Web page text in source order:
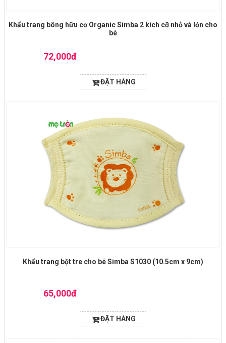
Khẩu trang bông hữu cơ Organic Simba 2 kích cỡ nhỏ và lớn cho
bé
72,000đ
ĐẶT HÀNG
Khẩu trang bột tre cho bé Simba S1030 (10.5cm x 9cm)
65,000đ
ĐẶT HÀNG